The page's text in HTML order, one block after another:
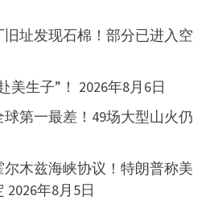
址发现石棉！部分已进入空
美生子”！ 2026年8月6日
第一最差！49场大型山火仍
木兹海峡协议！特朗普称美
2026年8月5日